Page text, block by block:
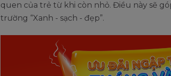
quen của trẻ từ khi còn nhỏ. Điều này sẽ
trường “Xanh - sạch - đẹp”.